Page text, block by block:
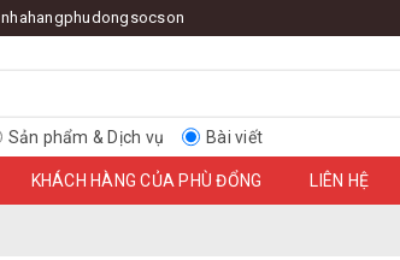
nhahangphudongsocson
Sản phẩm & Dịch vụ Bài viết
KHÁCH HÀNG CỦA PHÙ ĐỔNG LIÊN HỆ